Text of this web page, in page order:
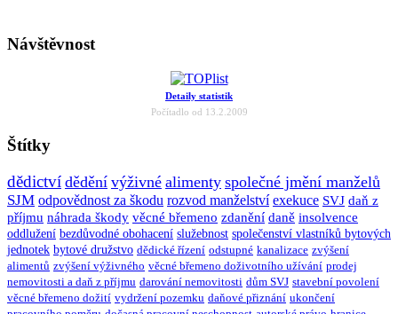
Návštěvnost
Detaily statistik
Počítadlo od 13.2.2009
Štítky
dědictví dědění výživné alimenty společné jmění manželů
SJM odpovědnost za škodu rozvod manželství exekuce SVJ daň z
příjmu náhrada škody věcné břemeno zdanění daně insolvence
oddlužení bezdůvodné obohacení služebnost společenství vlastníků bytových
jednotek bytové družstvo dědické řízení odstupné kanalizace zvýšení
alimentů zvýšení výživného věcné břemeno doživotního užívání prodej
nemovitosti a daň z příjmu darování nemovitosti dům SVJ stavební povolení
věcné břemeno dožití vydržení pozemku daňové přiznání ukončení